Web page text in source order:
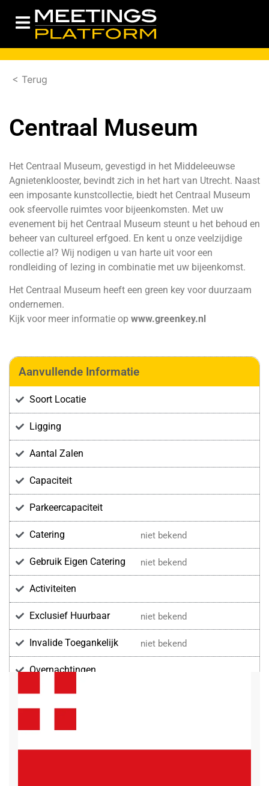
< Terug
Centraal Museum
Het Centraal Museum, gevestigd in het Middeleeuwse
Agnietenklooster, bevindt zich in het hart van Utrecht. Naast
een imposante kunstcollectie, biedt het Centraal Museum
ook sfeervolle ruimtes voor bijeenkomsten. Met uw
evenement bij het Centraal Museum steunt u het behoud en
beheer van cultureel erfgoed. En kent u onze veelzijdige
collectie al? Wij nodigen u van harte uit voor een
rondleiding of lezing in combinatie met uw bijeenkomst.
Het Centraal Museum heeft een green key voor duurzaam
ondernemen.
Kijk voor meer informatie op www.greenkey.nl
Aanvullende Informatie
Soort Locatie
Ligging
Aantal Zalen
Capaciteit
Parkeercapaciteit
Catering niet bekend
Gebruik Eigen Catering niet bekend
Activiteiten
Exclusief Huurbaar niet bekend
Invalide Toegankelijk niet bekend
Overnachtingen
Voorzieningen